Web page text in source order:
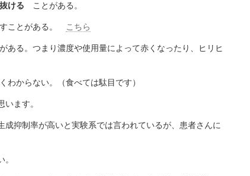
ける ことがある。
ことがある。 こちら
ある。つまり濃度や使用量によって赤くなったり、ヒリヒ
わからない。（食べては駄目です）
います。
抑制率が高いと実験系では言われているが、患者さんに